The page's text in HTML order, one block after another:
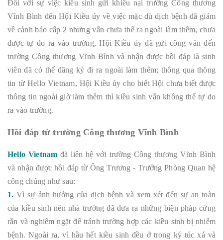
Đối với sự việc kiều sinh gửi khiếu nại trường Công thương
Vĩnh Bình đến Hội Kiều ủy về việc mặc dù dịch bệnh đã giảm
về cảnh báo cấp 2 nhưng vẫn chưa thể ra ngoài làm thêm, chưa
được tự do ra vào trường, Hội Kiều ủy đã gửi công văn đến
trường Công thương Vĩnh Bình và nhận được hồi đáp là sinh
viên đã có thể đăng ký đi ra ngoài làm thêm; thông qua thông
tin từ Hello Vietnam, Hội Kiều ủy cho biết Hội chưa biết được
thông tin ngoài giờ làm thêm thì kiều sinh vẫn không thể tự do
ra vào trường.
Hồi đáp từ trường Công thương Vĩnh Bình
Hello Vietnam đã liên hệ với trường Công thương Vĩnh Bình
và nhận được hồi đáp từ Ông Trương - Trưởng Phòng Quan hệ
công chúng như sau:
1. Vì sự ảnh hưởng của dịch bệnh và xem xét đến sự an toàn
của kiều sinh nên nhà trường đã đưa ra những biện pháp cứng
rắn và nghiêm ngặt để tránh trường hợp các kiều sinh bị nhiễm
bệnh. Ngoài ra, vì hầu hết kiều sinh đều ở trong ký túc xá và